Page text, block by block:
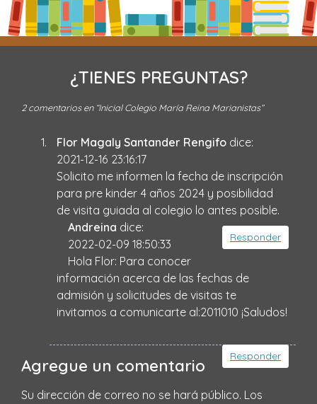
¿TIENES PREGUNTAS?
2 comentarios en “Inicial Colegio María Reina Marianistas”
Flor Magaly Santander Rengifo dice:
2021-12-16 23:16:17
Solicito me informen la fecha de inscripción
para pre kinder 4 años 2024 y posibilidad
de visita guiada al colegio lo antes posible.
Responder
Andreina dice:
2022-02-09 18:50:33
Hola Flor: Para conocer
información acerca de las fechas de
admisión y solicitudes de visitas te
invitamos a comunicarte al:2011010 ¡Saludos!
Responder
Agregue un comentario
Su dirección de correo no se hará público. Los